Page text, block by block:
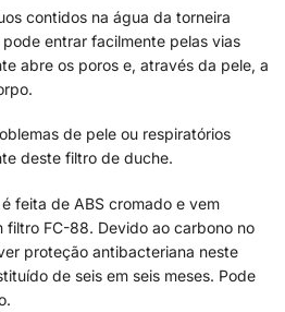
contidos na água da torneira
entrar facilmente pelas vias
abre os poros e, através da pele, a
de pele ou respiratórios
deste filtro de duche.
feita de ABS cromado e vem
filtro FC-88. Devido ao carbono no
proteção antibacteriana neste
de seis em seis meses. Pode